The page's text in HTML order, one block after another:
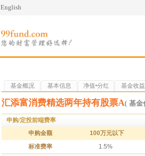
English
基金概况 基本信息 净值•分红 基金收益
汇添富消费精选两年持有股票A( 基金
申购/定投前端费率
申购金额 100万元以下
标准费率 1.5%